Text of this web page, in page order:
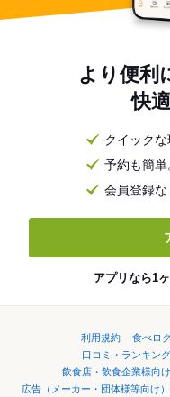
より便利
快
クイック
予約も簡
会員登録
アプリなら1
利用規約 食べロ
口コミ・ランキン
飲食店・飲食企業様向
広告（メーカー・団体様等向け